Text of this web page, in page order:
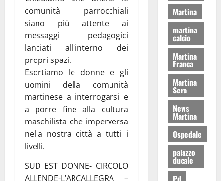
comunità parrocchiali
siano più attente ai
messaggi pedagogici
lanciati all’interno dei
propri spazi.
Esortiamo le donne e gli
uomini della comunità
martinese a interrogarsi e
a porre fine alla cultura
maschilista che imperversa
nella nostra città a tutti i
livelli.
SUD EST DONNE- CIRCOLO
ALLENDE-L’ARCALLEGRA –
Martina
martina
calcio
Martina
Franca
Martina
Sera
News
Martina
Ospedale
palazzo
ducale
Pd